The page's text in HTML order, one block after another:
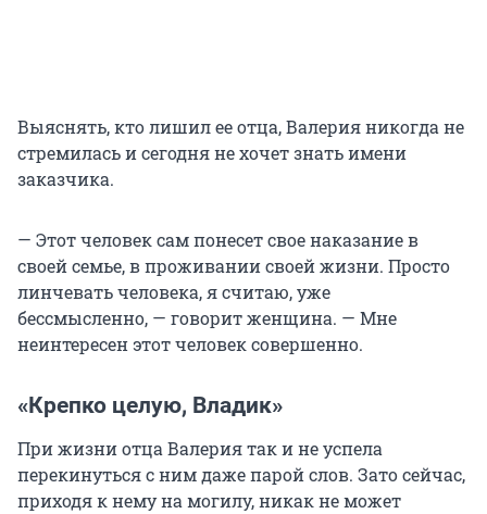
Выяснять, кто лишил ее отца, Валерия никогда не
стремилась и сегодня не хочет знать имени
заказчика.
— Этот человек сам понесет свое наказание в
своей семье, в проживании своей жизни. Просто
линчевать человека, я считаю, уже
бессмысленно, — говорит женщина. — Мне
неинтересен этот человек совершенно.
«Крепко целую, Владик»
При жизни отца Валерия так и не успела
перекинуться с ним даже парой слов. Зато сейчас,
приходя к нему на могилу, никак не может